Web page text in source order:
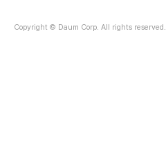
Copyright © Daum Corp. All rights reserved.